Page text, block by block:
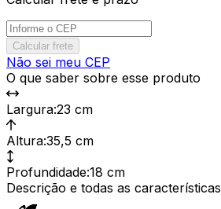
Calcular frete
Não sei meu CEP
O que saber sobre esse produto
Largura:23 cm
Altura:35,5 cm
Profundidade:18 cm
Descrição e todas as características